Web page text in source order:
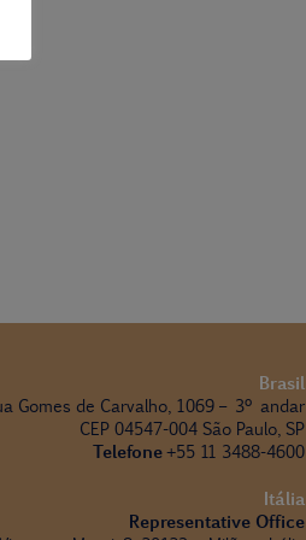
Brasil
Gomes de Carvalho, 1069 – 3º andar
CEP 04547-004 São Paulo, SP
Telefone+55 11 3488-4600
Itália
Representative Office